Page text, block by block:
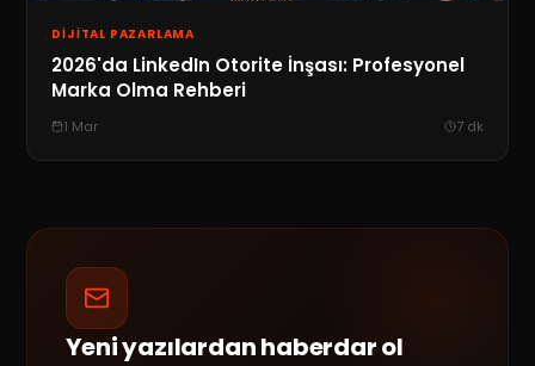
DIJITAL PAZARLAMA
2026'da LinkedIn Otorite İnşası: Profesyonel
Marka Olma Rehberi
1 Mar 7dk
Yeni yazılardan haberdar ol